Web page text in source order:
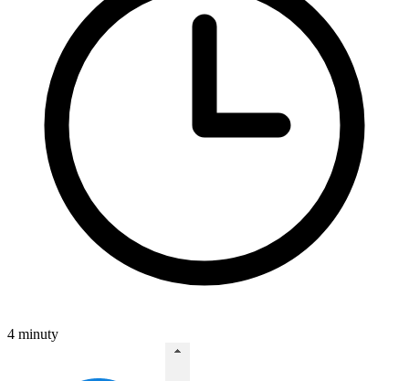
4 minuty